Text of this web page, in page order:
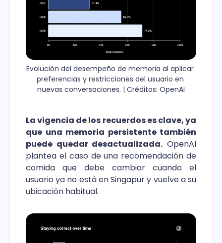
Evolución del desempeño de memoria al aplicar
preferencias y restricciones del usuario en
nuevas conversaciones. | Créditos: OpenAI
La vigencia de los recuerdos es clave, ya
que una memoria persistente también
puede quedar desactualizada. OpenAI
plantea el caso de una recomendación de
comida que debe cambiar cuando el
usuario ya no está en Singapur y vuelve a su
ubicación habitual.